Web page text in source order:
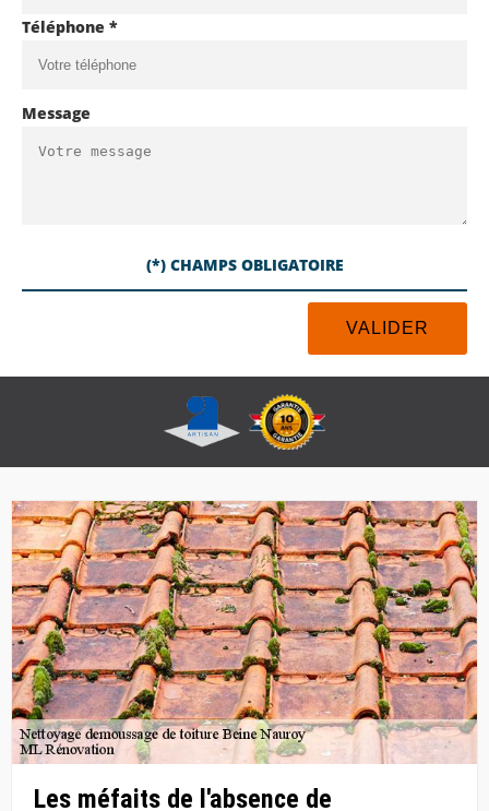
Téléphone *
Message
(*) CHAMPS OBLIGATOIRE
Les méfaits de l'absence de